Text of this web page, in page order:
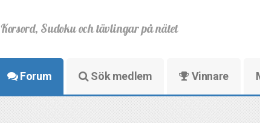
Korsord, Sudoku och tävlingar på nätet
Forum Sök medlem Vinnare